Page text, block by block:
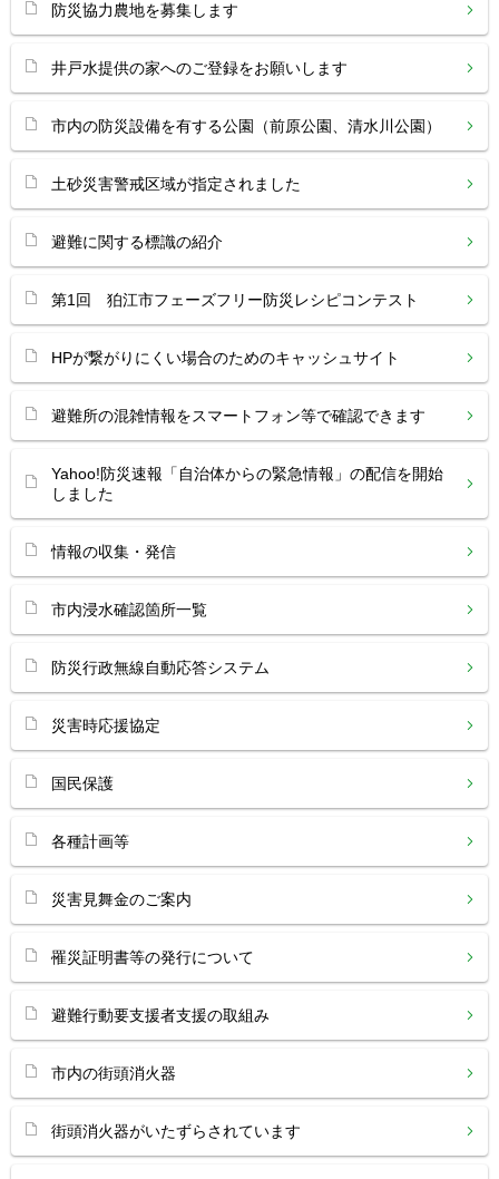
防災協力農地を募集します
井戸水提供の家へのご登録をお願いします
市内の防災設備を有する公園（前原公園、清水川公園）
土砂災害警戒区域が指定されました
避難に関する標識の紹介
第1回 狛江市フェーズフリー防災レシピコンテスト
HPが繋がりにくい場合のためのキャッシュサイト
避難所の混雑情報をスマートフォン等で確認できます
Yahoo!防災速報「自治体からの緊急情報」の配信を開始
しました
情報の収集・発信
市内浸水確認箇所一覧
防災行政無線自動応答システム
災害時応援協定
国民保護
各種計画等
災害見舞金のご案内
罹災証明書等の発行について
避難行動要支援者支援の取組み
市内の街頭消火器
街頭消火器がいたずらされています